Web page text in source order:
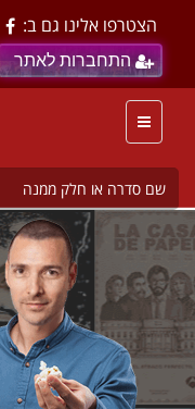
הצטרפו אלינו גם ב:
התחברות לאתר